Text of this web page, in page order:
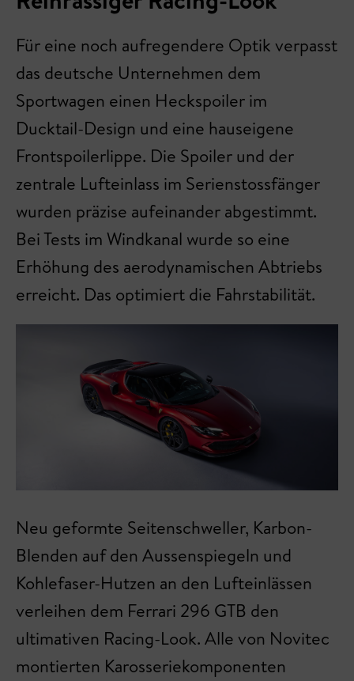
Für eine noch aufregendere Optik verpasst
das deutsche Unternehmen dem
Sportwagen einen Heckspoiler im
Ducktail-Design und eine hauseigene
Frontspoilerlippe. Die Spoiler und der
zentrale Lufteinlass im Serienstossfänger
wurden präzise aufeinander abgestimmt.
Bei Tests im Windkanal wurde so eine
Erhöhung des aerodynamischen Abtriebs
erreicht. Das optimiert die Fahrstabilität.
Neu geformte Seitenschweller, Karbon-
Blenden auf den Aussenspiegeln und
Kohlefaser-Hutzen an den Lufteinlässen
verleihen dem Ferrari 296 GTB den
ultimativen Racing-Look. Alle von Novitec
montierten Karosseriekomponenten